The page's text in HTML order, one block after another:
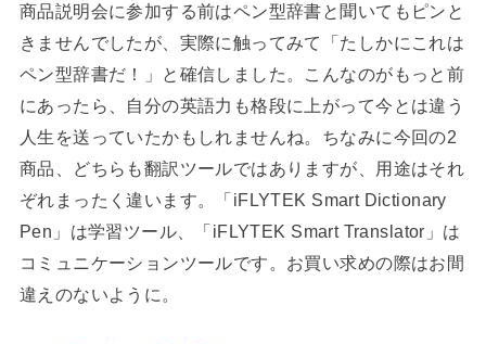
商品説明会に参加する前はペン型辞書と聞いてもピンと
きませんでしたが、実際に触ってみて「たしかにこれは
ペン型辞書だ！」と確信しました。こんなのがもっと前
にあったら、自分の英語力も格段に上がって今とは違う
人生を送っていたかもしれませんね。ちなみに今回の2
商品、どちらも翻訳ツールではありますが、用途はそれ
ぞれまったく違います。「iFLYTEK Smart Dictionary
Pen」は学習ツール、「iFLYTEK Smart Translator」は
コミュニケーションツールです。お買い求めの際はお間
違えのないように。